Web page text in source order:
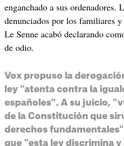
enganchado a sus ordenadores.
denunciados por los familiares
Le Senne acabó declarando
de odio.
Vox propuso la
ley "atenta contra la
españoles". A su juicio,
de la Constitución que
derechos
que "esta ley discrimina